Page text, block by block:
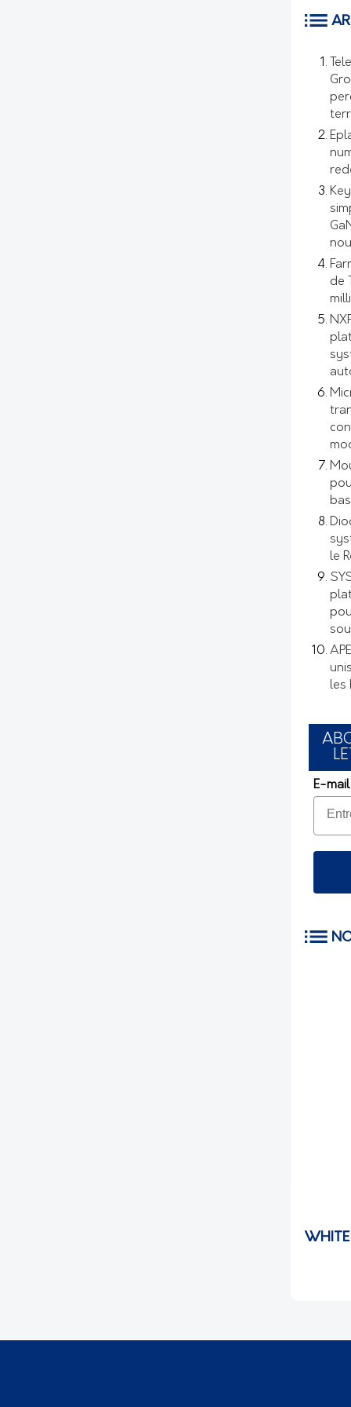
de
le
les
E-mail
WHITE